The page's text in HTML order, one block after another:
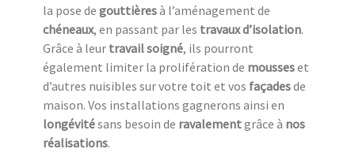
la pose de gouttièresà l’aménagement de
chéneaux, en passant par les travaux d’isolation.
Grâce à leur travail soigné, ils pourront
également limiter la prolifération de mousseset
d’autres nuisibles sur votre toit et vos façadesde
maison. Vos installations gagnerons ainsi en
longévitésans besoin de ravalementgrâce à nos
réalisations.